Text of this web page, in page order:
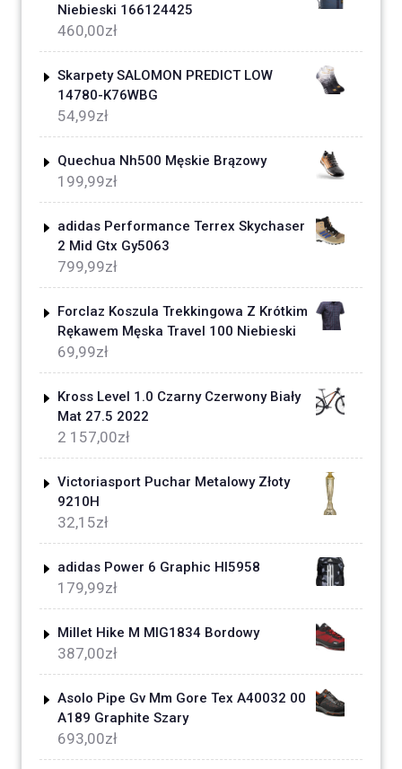
Niebieski 166124425
460,00zł
Skarpety SALOMON PREDICT LOW
14780-K76WBG
54,99zł
Quechua Nh500 Męskie Brązowy
199,99zł
adidas Performance Terrex Skychaser
2 Mid Gtx Gy5063
799,99zł
Forclaz Koszula Trekkingowa Z Krótkim
Rękawem Męska Travel 100 Niebieski
69,99zł
Kross Level 1.0 Czarny Czerwony Biały
Mat 27.5 2022
2 157,00zł
Victoriasport Puchar Metalowy Złoty
9210H
32,15zł
adidas Power 6 Graphic HI5958
179,99zł
Millet Hike M MIG1834 Bordowy
387,00zł
Asolo Pipe Gv Mm Gore Tex A40032 00
A189 Graphite Szary
693,00zł